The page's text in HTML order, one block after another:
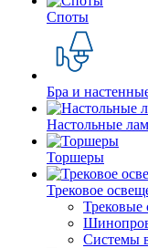
Споты
Бра и
Настольные
Торшеры
Трековое
Трековые
Системы